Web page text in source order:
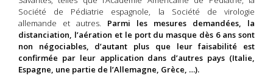
Société de Pédiatrie espagnole, la Société de virologie
allemande et autres. Parmi les mesures demandées, la
distanciation, l’aération et le port du masque dès 6 ans sont
non négociables, d’autant plus que leur faisabilité est
confirmée par leur application dans d’autres pays (Italie,
Espagne, une partie de l’Allemagne, Grèce, …).